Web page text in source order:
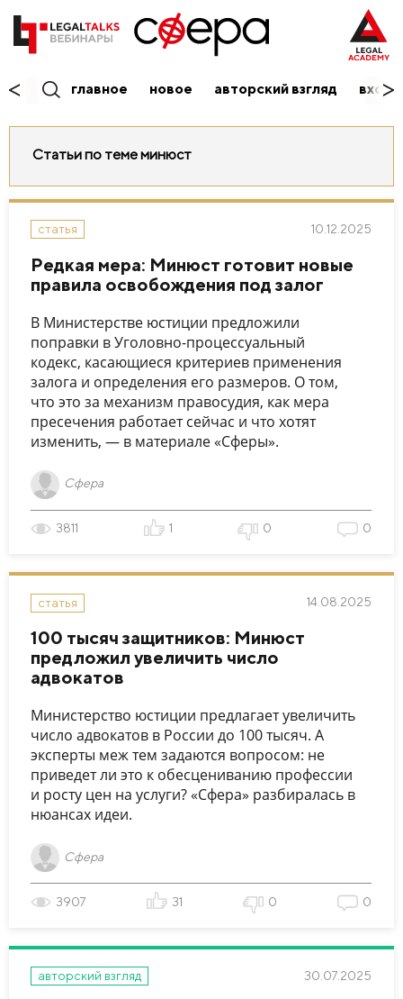
главное новое авторский взгляд вход/
Статьи по теме минюст
статья 10.12.2025
Редкая мера: Минюст готовит новые
правила освобождения под залог
В Министерстве юстиции предложили
поправки в Уголовно-процессуальный
кодекс, касающиеся критериев применения
залога и определения его размеров. О том,
что это за механизм правосудия, как мера
пресечения работает сейчас и что хотят
изменить, — в материале «Сферы».
Сфера
3811 1 0 0
статья 14.08.2025
100 тысяч защитников: Минюст
предложил увеличить число
адвокатов
Министерство юстиции предлагает увеличить
число адвокатов в России до 100 тысяч. А
эксперты меж тем задаются вопросом: не
приведет ли это к обесцениванию профессии
и росту цен на услуги? «Сфера» разбиралась в
нюансах идеи.
Сфера
3907 31 0 0
авторский взгляд 30.07.2025